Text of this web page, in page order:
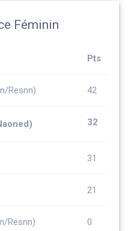
Féminin
Pts
Resnn) 42
32
31
21
Resnn) 0